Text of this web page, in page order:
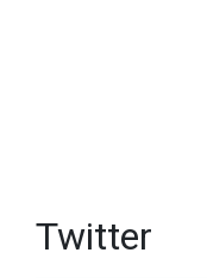
Twitter